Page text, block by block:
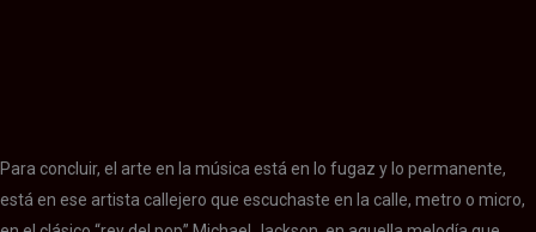
Para concluir, el arte en la música está en lo fugaz y lo permanente,
está en ese artista callejero que escuchaste en la calle, metro o micro,